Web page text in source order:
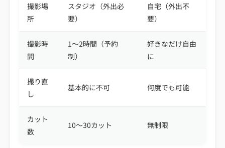
撮影場
所
スタジオ（外出必
要）
自宅（外出不
要）
撮影時
間
1〜2時間（予約
制）
好きなだけ自由
に
撮り直
し
基本的に不可 何度でも可能
カット
数
10〜30カット 無制限